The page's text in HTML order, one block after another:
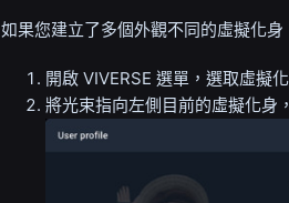
如果您建立了多個外觀不同的虛擬化
開啟VIVERSE 選單 ，選取虛擬
將光束指向左側目前的虛擬化身